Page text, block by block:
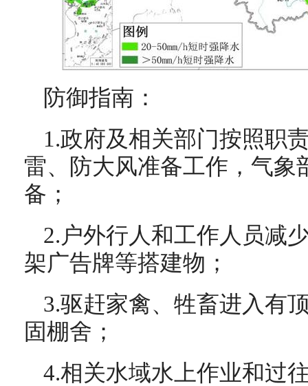
防御指南：
1.政府及相关部门按照职
雷、防大风准备工作，气象
备；
2.户外行人和工作人员减
架广告牌等搭建物；
3.驱赶家禽、牲畜进入有
固棚舍；
4.相关水域水上作业和过